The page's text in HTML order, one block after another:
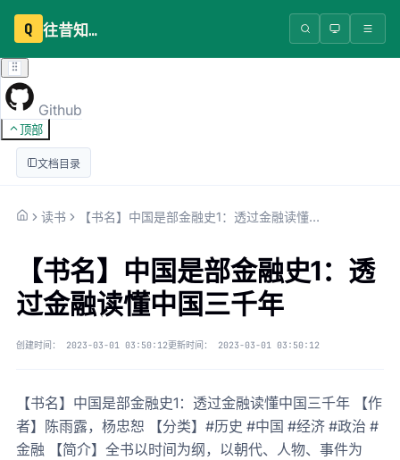
Q 往昔知识库
Github
顶部
文档目录
读书 【书名】中国是部金融史1：透过金融读懂中国三千年
【书名】中国是部金融史1：透
过金融读懂中国三千年
创建时间： 2023-03-01 03:50:12更新时间： 2023-03-01 03:50:12
【书名】中国是部金融史1：透过金融读懂中国三千年 【作
者】陈雨露，杨忠恕 【分类】#历史 #中国 #经济 #政治 #
金融 【简介】全书以时间为纲，以朝代、人物、事件为